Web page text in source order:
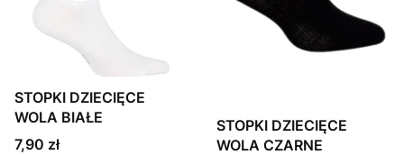
STOPKI DZIECIĘCE
WOLA BIAŁE
Cena
7,90 zł
STOPKI DZIECIĘCE
WOLA CZARNE